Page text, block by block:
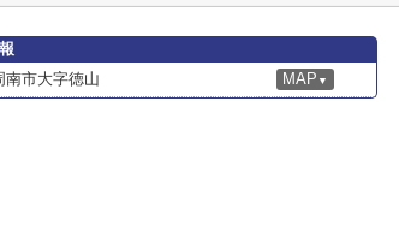
南市大字徳山 MAP ▼